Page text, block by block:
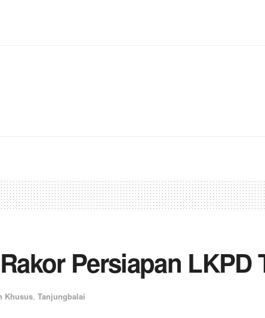
Persiapan LKPD
Khusus, Tanjungbalai